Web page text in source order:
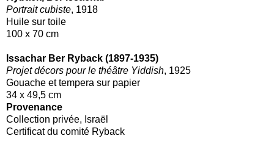
Portrait cubiste, 1918
Huile sur toile
100 x 70 cm
Issachar Ber Ryback (1897-1935)
Projet décors pour le théâtre Yiddish, 1925
Gouache et tempera sur papier
34 x 49,5 cm
Provenance
Collection privée, Israël
Certificat du comité Ryback